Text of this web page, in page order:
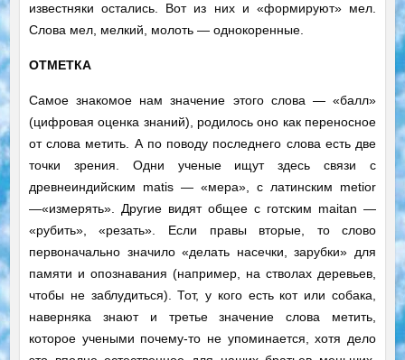
известняки остались. Вот из них и «формируют» мел.
Слова мел, мелкий, молоть — однокоренные.
ОТМЕТКА
Самое знакомое нам значение этого слова — «балл»
(цифровая оценка знаний), родилось оно как переносное
от слова метить. А по поводу последнего слова есть две
точки зрения. Одни ученые ищут здесь связи с
древнеиндийским matis — «мера», с латинским metior
—«измерять». Другие видят общее с готским maitan —
«рубить», «резать». Если правы вторые, то слово
первоначально значило «делать насечки, зарубки» для
памяти и опознавания (например, на стволах деревьев,
чтобы не заблудиться). Тот, у кого есть кот или собака,
наверняка знают и третье значение слова метить,
которое учеными почему-то не упоминается, хотя дело